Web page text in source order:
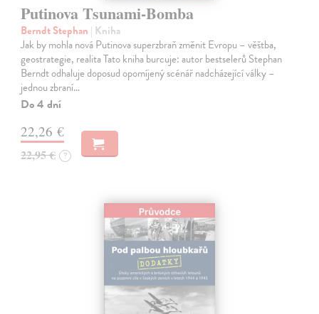
Putinova Tsunami-Bomba
Berndt Stephan | Kniha
Jak by mohla nová Putinova superzbraň změnit Evropu – věštba,
geostrategie, realita Tato kniha burcuje: autor bestselerů Stephan
Berndt odhaluje doposud opomíjený scénář nadcházející války –
jednou zbraní…
Do 4 dní
22,26 €
22,95 € ?